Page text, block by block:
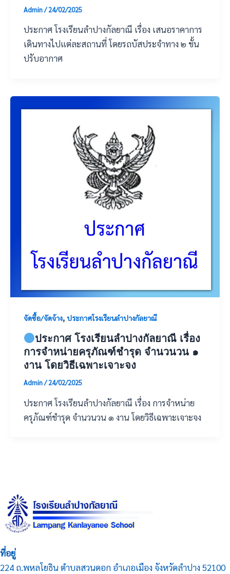
Admin/24/02/2025
ประกาศ โรงเรียนลำปางกัลยาณี เรื่อง เสนอราคาการ
เดินทางไปแต่ละสถานที่ โดยรถบัสประจำทาง ๒ ชั้น
ปรับอากาศ
จัดซื้อ/จัดจ้าง, ประกาศโรงเรียนลำปางกัลยาณี
ประกาศ โรงเรียนลำปางกัลยาณี เรื่อง
การจำหน่ายครุภัณฑ์ชำรุด จำนวนวน ๑
งาน โดยวิธีเฉพาะเจาะจง
Admin/24/02/2025
ประกาศ โรงเรียนลำปางกัลยาณี เรื่อง การจำหน่าย
ครุภัณฑ์ชำรุด จำนวนวน ๑ งาน โดยวิธีเฉพาะเจาะจง
ที่อยู่
224 ถ.พหลโยธิน ตำบลสวนดอก อำเภอเมือง จังหวัดลำปาง 52100